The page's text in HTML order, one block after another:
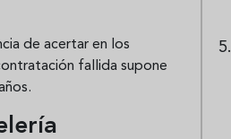
de acertar en los
fallida supone